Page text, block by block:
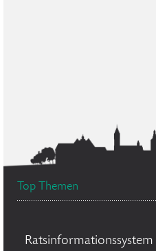
Top Themen
Ratsinformationssystem